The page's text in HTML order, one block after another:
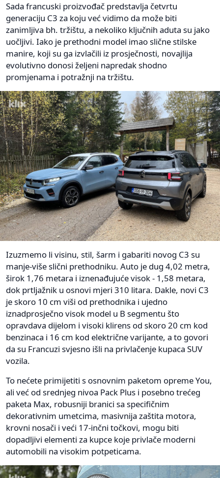
Sada francuski proizvođač predstavlja četvrtu
generaciju C3 za koju već vidimo da može biti
zanimljiva bh. tržištu, a nekoliko ključnih aduta su jako
uočljivi. Iako je prethodni model imao slične stilske
manire, koji su ga izvlačili iz prosječnosti, novajlija
evolutivno donosi željeni napredak shodno
promjenama i potražnji na tržištu.
Izuzmemo li visinu, stil, šarm i gabariti novog C3 su
manje-više slični prethodniku. Auto je dug 4,02 metra,
širok 1,76 metara i iznenađujuće visok - 1,58 metara,
dok prtljažnik u osnovi mjeri 310 litara. Dakle, novi C3
je skoro 10 cm viši od prethodnika i ujedno
iznadprosječno visok model u B segmentu što
opravdava dijelom i visoki klirens od skoro 20 cm kod
benzinaca i 16 cm kod električne varijante, a to govori
da su Francuzi svjesno išli na privlačenje kupaca SUV
vozila.
To nećete primijetiti s osnovnim paketom opreme You,
ali već od srednjeg nivoa Pack Plus i posebno trećeg
paketa Max, robusniji branici sa specifičnim
dekorativnim umetcima, masivnija zaštita motora,
krovni nosači i veći 17-inčni točkovi, mogu biti
dopadljivi elementi za kupce koje privlače moderni
automobili na visokim potpeticama.